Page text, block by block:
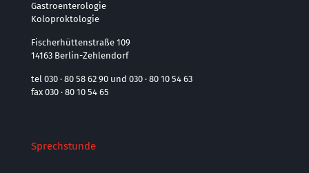
Gastroenterologie
Koloproktologie
Fischerhüttenstraße 109
14163 Berlin-Zehlendorf
tel 030 · 80 58 62 90 und 030 · 80 10 54 63
fax 030 · 80 10 54 65
Sprechstunde